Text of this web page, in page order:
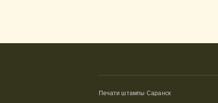
Печати штампы Саранск